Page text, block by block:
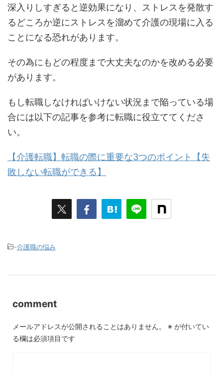
深入りしすぎると逆効果になり、ストレスを発散す
るどころか逆にストレスを溜めて介護の現場に入る
ことになる恐れがあります。
その為にもどの程度まで大丈夫なのかを改める必要
があります。
もし転職しなければいけない状況まで陥っている場
合には以下の記事を参考に転職に役立ててくださ
い。
【介護転職】転職の際に重要な3つのポイント【失
敗しない転職ができる】
-介護職の悩み
comment
メールアドレスが公開されることはありません。 ※ が付いてい
る欄は必須項目です